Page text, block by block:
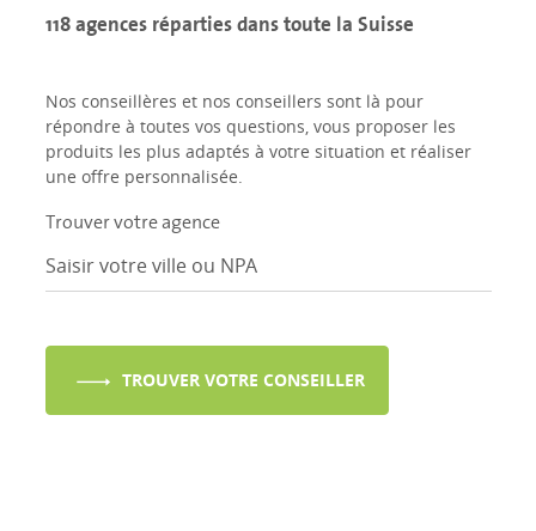
118 agences réparties dans toute la Suisse
Nos conseillères et nos conseillers sont là pour
répondre à toutes vos questions, vous proposer les
produits les plus adaptés à votre situation et réaliser
une offre personnalisée.
Trouver votre agence
TROUVER VOTRE CONSEILLER